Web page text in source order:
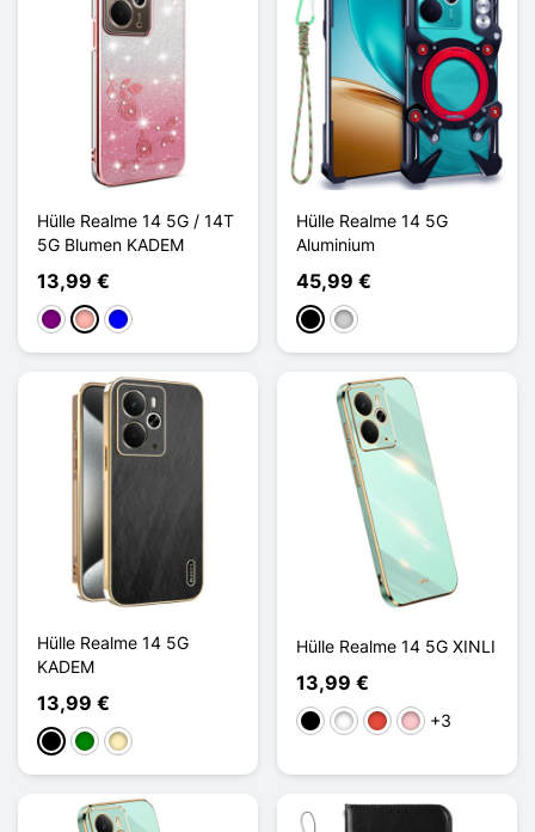
Hülle Realme 14 5G / 14T
5G Blumen KADEM
13,99 €
ViolettRoségold
Blau
Hülle Realme 14 5G
Aluminium
45,99 €
Schwarz
Silber
Hülle Realme 14 5G
KADEM
13,99 €
Schwarz
GrünGolden
Hülle Realme 14 5G XINLI
13,99 €
Schwarz
WeißRot Pink+3